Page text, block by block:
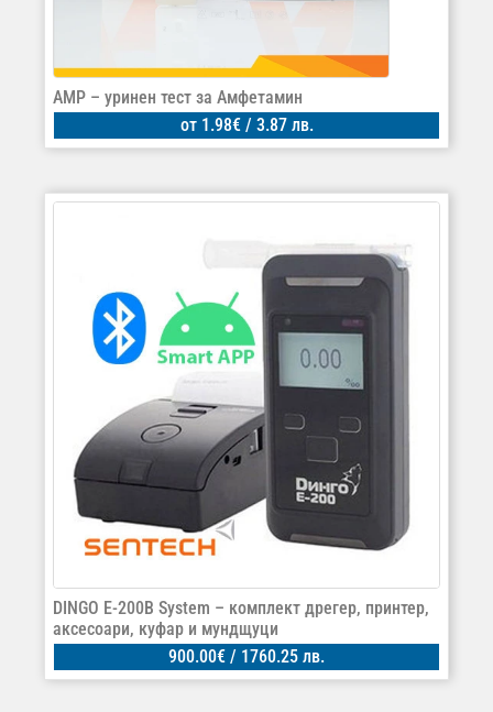
AMP – уринен тест за Амфетамин
от 1.98€/ 3.87 лв.
DINGO E-200B System – комплект дрегер, принтер,
аксесоари, куфар и мундщуци
900.00€ / 1760.25 лв.